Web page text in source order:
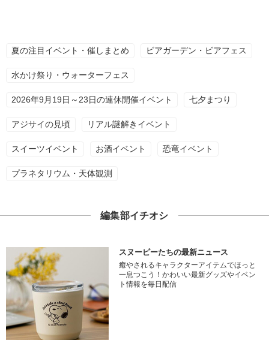
夏の注目イベント・催しまとめ ビアガーデン・ビアフェス
水かけ祭り・ウォーターフェス
2026年9月19日～23日の連休開催イベント 七夕まつり
アジサイの見頃 リアル謎解きイベント
スイーツイベント お酒イベント 恐竜イベント
プラネタリウム・天体観測
編集部イチオシ
スヌーピーたちの最新ニュース
癒やされるキャラクターアイテムでほっと
一息つこう！かわいい最新グッズやイベン
ト情報を毎日配信